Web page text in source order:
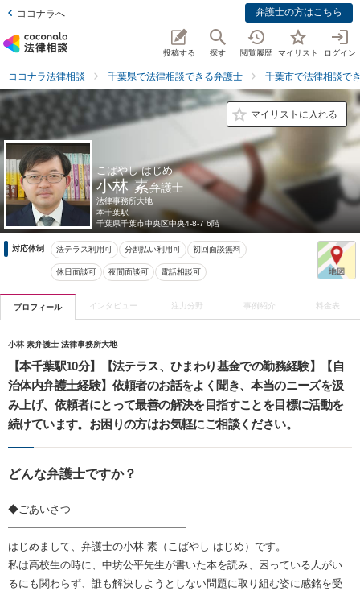
ココナラへ 弁護士の方はこちら
投稿する 探す 閲覧履歴 マイリスト ログイン
ココナラ法律相談 千葉県で法律相談できる弁護士 千葉市で法律相談で
マイリストに入れる
こばやし はじめ
小林 素弁護士
法律事務所大地
本千葉駅
千葉県千葉市中央区中央4-8-7 6階
対応体制 法テラス利用可 分割払い利用可 初回面談無料
休日面談可 夜間面談可 電話相談可
プロフィール インタビュー 注力分野 事例紹介 料金表
小林 素弁護士 法律事務所大地
【本千葉駅10分】【法テラス、ひまわり基金での勤務経験】【自
治体内弁護士経験】依頼者のお話をよく聞き、本当のニーズを汲
み上げ、依頼者にとって最善の解決を目指すことを目標に活動を
続けています。お困りの方はお気軽にご相談ください。
どんな弁護士ですか？
◆ごあいさつ
━━━━━━━━━━━━━━━━━
はじめまして、弁護士の小林 素（こばやし はじめ）です。
私は高校生の時に、中坊公平先生が書いた本を読み、困っている人がい
るにも関わらず、誰も解決しようとしない問題に取り組む姿に感銘を受